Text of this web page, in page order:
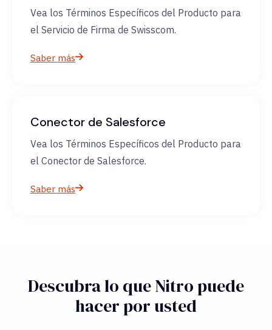
Vea los Términos Específicos del Producto para
el Servicio de Firma de Swisscom.
Saber más
Conector de Salesforce
Vea los Términos Específicos del Producto para
el Conector de Salesforce.
Saber más
Descubra lo que Nitro puede
hacer por usted